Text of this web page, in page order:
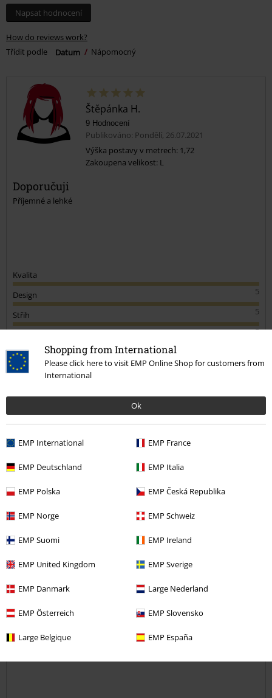
Shopping from International
Please click here to visit EMP Online Shop for customers from
International
Ok
EMP International EMP France
EMP Deutschland EMP Italia
EMP Polska EMP Česká Republika
EMP Norge EMP Schweiz
EMP Suomi EMP Ireland
EMP United Kingdom EMP Sverige
EMP Danmark Large Nederland
EMP Österreich EMP Slovensko
Large Belgique EMP España
Napsat hodnocení
How do reviews work?
Třídit podle
Datum Nápomocný
Štěpánka H.
9 Hodnocení
Publikováno: Pondělí, 26.07.2021
Výška postavy v metrech: 1,72
Zakoupena velikost: L
Doporučuji
Příjemné a lehké
Kvalita
5
Design
5
Střih
5
Příliš úzké
Perfektní
Délka
Pomohlo Vám toto hodnocení?
Komentář
Odeslat komentář
Veronika Z.
Publikováno: Pátek, 26.03.2021
Zakoupena velikost: L
Perfektní
Velikost sedí přesně. Materiál je velmi příjemný.